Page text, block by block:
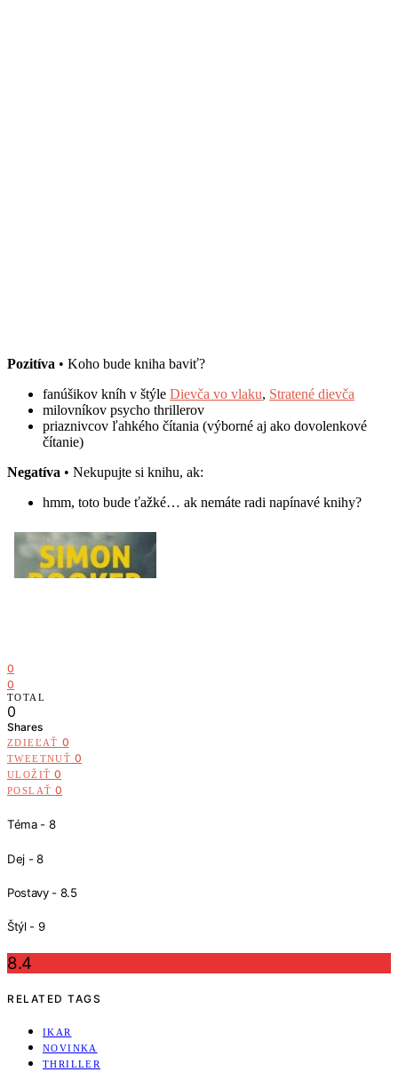
Pozitíva • Koho bude kniha baviť?
fanúšikov kníh v štýle Dievča vo vlaku, Stratené dievča
milovníkov psycho thrillerov
priaznivcov ľahkého čítania (výborné aj ako dovolenkové
čítanie)
Negatíva • Nekupujte si knihu, ak:
hmm, toto bude ťažké… ak nemáte radi napínavé knihy?
0
0
TOTAL
0
Shares
ZDIEĽAŤ 0
TWEETNUŤ 0
ULOŽIŤ 0
POSLAŤ 0
Téma - 8
Dej - 8
Postavy - 8.5
Štýl - 9
8.4
RELATED TAGS
IKAR
NOVINKA
THRILLER